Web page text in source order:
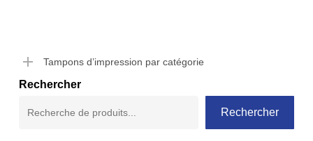
Tampons d’impression par catégorie
Rechercher
Rechercher